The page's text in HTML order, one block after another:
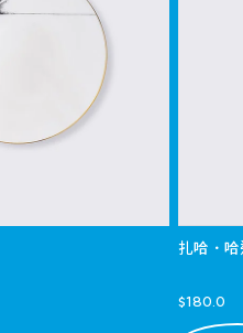
扎哈．
$180.0